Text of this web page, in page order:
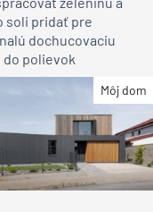
soli pridať pre
dochucovaciu
do polievok
Môj dom